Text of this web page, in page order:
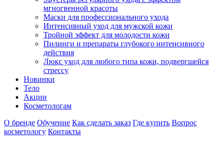
мгногвенной красоты
Маски для профессионального ухода
Интенсивный уход для мужской кожи
Тройной эффект для молодости кожи
Пилинги и препараты глубокого интенсивного
действия
Люкс уход для любого типа кожи, подвергшейся
стрессу
Новинки
Тело
Акции
Косметологам
О бренде Обучение Как сделать заказ Где купить Вопрос
косметологу Контакты